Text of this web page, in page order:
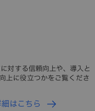
対する信頼向上や、導入と
上に役立つかをご覧くださ
はこちら